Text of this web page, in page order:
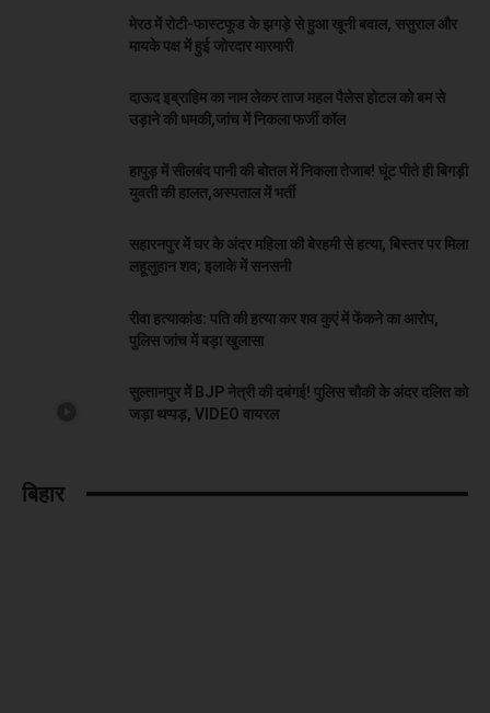
मेरठ में रोटी-फास्टफूड के झगड़े से हुआ खूनी बवाल, ससुराल और
मायके पक्ष में हुई जोरदार मारमारी
दाऊद इब्राहिम का नाम लेकर ताज महल पैलेस होटल को बम से
उड़ाने की धमकी,जांच में निकला फर्जी कॉल
हापुड़ में सीलबंद पानी की बोतल में निकला तेजाब! घूंट पीते ही बिगड़ी
युवती की हालत,अस्पताल में भर्ती
सहारनपुर में घर के अंदर महिला की बेरहमी से हत्या, बिस्तर पर मिला
लहूलुहान शव; इलाके में सनसनी
रीवा हत्याकांड: पति की हत्या कर शव कुएं में फेंकने का आरोप,
पुलिस जांच में बड़ा खुलासा
सुल्तानपुर में BJP नेत्री की दबंगई! पुलिस चौकी के अंदर दलित को
जड़ा थप्पड़, VIDEO वायरल
बिहार